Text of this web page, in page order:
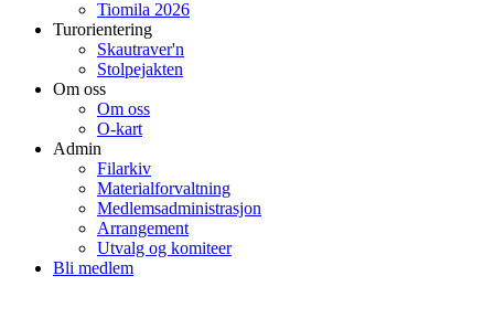
Tiomila 2026
Turorientering
Skautraver'n
Stolpejakten
Om oss
Om oss
O-kart
Admin
Filarkiv
Materialforvaltning
Medlemsadministrasjon
Arrangement
Utvalg og komiteer
Bli medlem